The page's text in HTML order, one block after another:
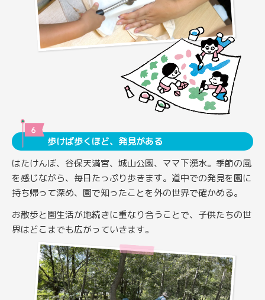
歩けば歩くほど、発見がある
はたけんぼ、谷保天満宮、城山公園、ママ下湧水。季節の風
を感じながら、毎日たっぷり歩きます。道中での発見を園に
持ち帰って深め、園で知ったことを外の世界で確かめる。
お散歩と園生活が地続きに重なり合うことで、子供たちの世
界はどこまでも広がっていきます。